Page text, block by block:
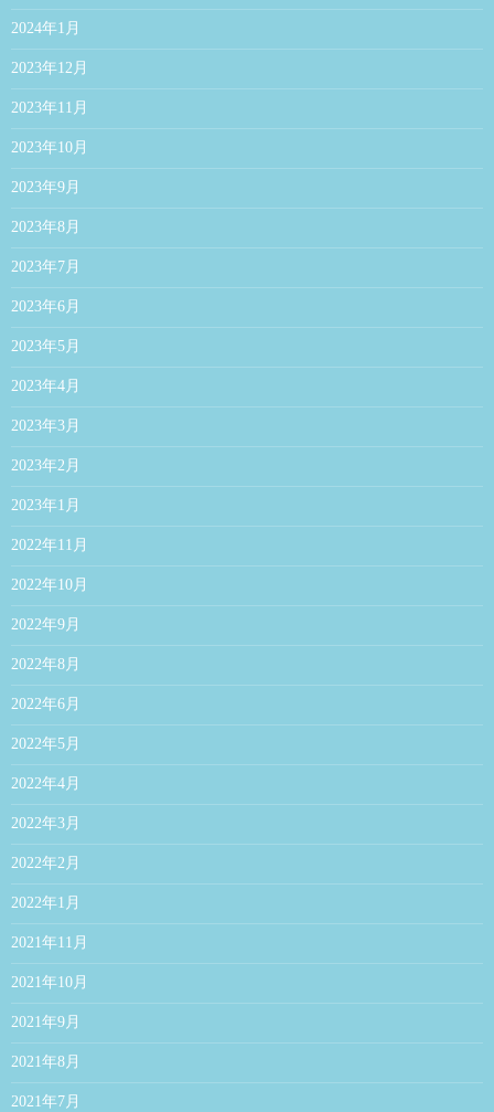
2024年1月
2023年12月
2023年11月
2023年10月
2023年9月
2023年8月
2023年7月
2023年6月
2023年5月
2023年4月
2023年3月
2023年2月
2023年1月
2022年11月
2022年10月
2022年9月
2022年8月
2022年6月
2022年5月
2022年4月
2022年3月
2022年2月
2022年1月
2021年11月
2021年10月
2021年9月
2021年8月
2021年7月